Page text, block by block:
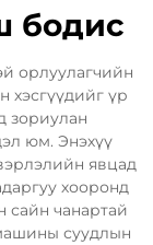
бодис
орлуулагчийн
хэсгүүдийг үр
зориулан
юм. Энэхүү
явцад
хооронд
сайн чанартай
суудлын